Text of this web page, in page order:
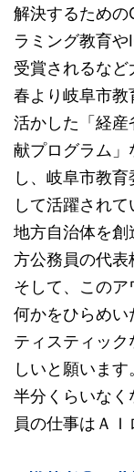
解決するための
ラミング教育
受賞されるな
春より岐阜市教
活かした「経
献プログラム」
し、岐阜市教
して活躍され
地方自治体を
方公務員の代表
そして、このア
何かをひらめ
ティスティッ
しいと願いま
半分くらいな
員の仕事はＡＩ